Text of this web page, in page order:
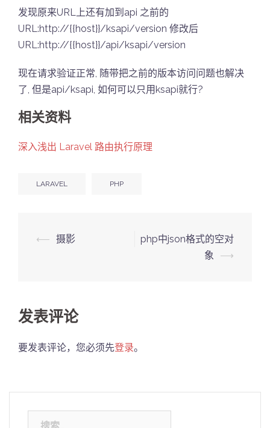
发现原来URL上还有加到api 之前的
URL:http://{{host}}/ksapi/version 修改后
URL:http://{{host}}/api/ksapi/version
现在请求验证正常, 随带把之前的版本访问问题也解决
了, 但是api/ksapi, 如何可以只用ksapi就行?
相关资料
深入浅出 Laravel 路由执行原理
LARAVEL PHP
Post
⟵ 摄影
php中json格式的空对
象
⟶
发表评论
要发表评论，您必须先登录。